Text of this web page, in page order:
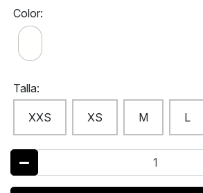
Color:
Talla:
XXS XS M L